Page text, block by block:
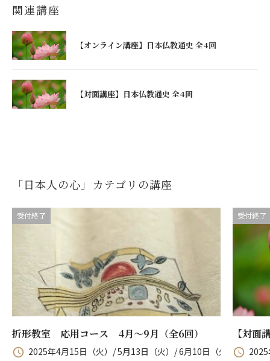
関連講座
【オンライン講座】日本仏教通史 全4回
【対面講座】日本仏教通史 全4回
「日本人の心」カテゴリの講座
受付終了
折形教室 応用コース 4月～9月（全6回）
2025年4月15日（火）/ 5月13日（火）/ 6月10日（火）/ 7月8
受付終了
【対面